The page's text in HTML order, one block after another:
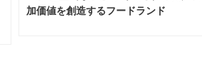
加価値を創造するフードランド